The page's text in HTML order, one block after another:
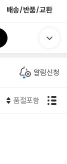
배송/반품/교환
알림신청
품절포함